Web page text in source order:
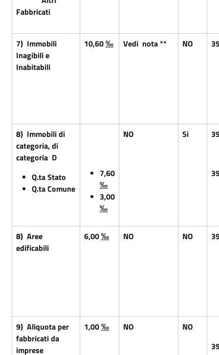
Fabbricati
7) Immobili
Inagibili e
Inabitabili
10,60‰ Vedi nota ** NO
8) Immobili di
categoria, di
categoria D
Q.ta Stato
Q.ta Comune
7,60
‰
3,00
‰
NO Si
8) Aree
edificabili
6,00‰ NO NO
9) Aliquota per
fabbricati da
imprese
1,00‰ NO
NO